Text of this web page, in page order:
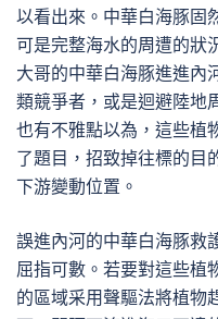
以看出來。中華白海豚固
可是完整海水的周遭的狀
大哥的中華白海豚進進內
類競爭者，或是迴避陸地
也有不雅點以為，這些植
了題目，招致掉往標的目
下游變動位置。
誤進內河的中華白海豚救
屈指可數。若要對這些植
的區域采用聲驅法將植物